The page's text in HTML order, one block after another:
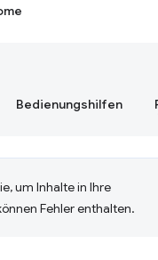
Bedienungshilfen
um Inhalte in Ihre
Fehler enthalten.